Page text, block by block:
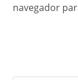
navegador